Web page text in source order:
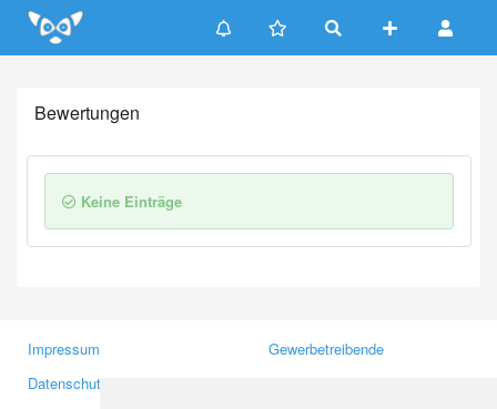
Update cookies preferences
Bewertungen
Keine Einträge
Impressum
Datenschutzerklärung
Gewerbetreibende